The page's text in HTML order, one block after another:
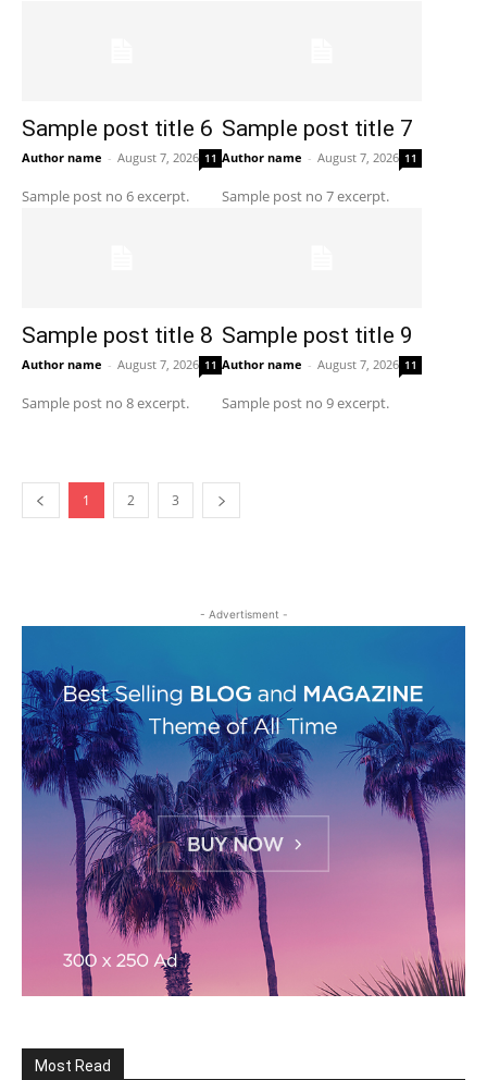
Sample post title 6
Author name - August 7, 2026 11
Sample post no 6 excerpt.
Sample post title 7
Author name - August 7, 2026 11
Sample post no 7 excerpt.
Sample post title 8
Author name - August 7, 2026 11
Sample post no 8 excerpt.
Sample post title 9
Author name - August 7, 2026 11
Sample post no 9 excerpt.
1 2 3
- Advertisment -
Most Read